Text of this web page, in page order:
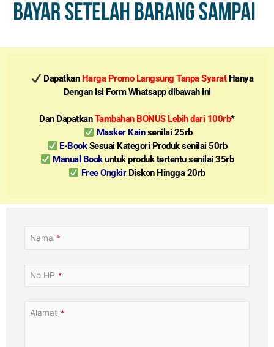
Dapatkan Harga Promo Langsung Tanpa Syarat Hanya
Dengan Isi Form Whatsappdibawah ini
Dan DapatkanTambahan BONUS Lebih dari 100rb*
Masker Kainsenilai 25rb
E-BookSesuai Kategori Produk senilai 50rb
Manual Bookuntuk produk tertentu senilai 35rb
Free OngkirDiskon Hingga 20rb
Nama *
No HP *
Alamat *